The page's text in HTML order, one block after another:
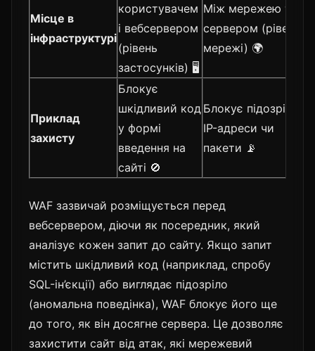
Місце в
інфраструктурі
користувачем
і вебсервером
(рівень
застосунків) 🖥️
Між мережею та
сервером (рівень
мережі) 🌍
Приклад
захисту
Блокує
шкідливий код
у формі
введення на
сайті 🚫
Блокує підозрілі
IP-адреси чи
пакети 📡
WAF зазвичай розміщується перед
вебсервером, діючи як посередник, який
аналізує кожен запит до сайту. Якщо запит
містить шкідливий код (наприклад, спробу
SQL-ін’єкції) або виглядає підозріло
(аномальна поведінка), WAF блокує його ще
до того, як він досягне сервера. Це дозволяє
захистити сайт від атак, які мережевий